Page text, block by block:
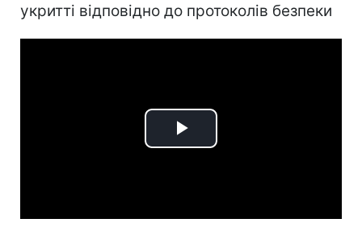
укритті відповідно до протоколів безпеки
Play